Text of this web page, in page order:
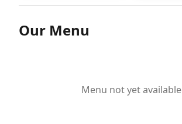
Our Menu
Menu not yet available